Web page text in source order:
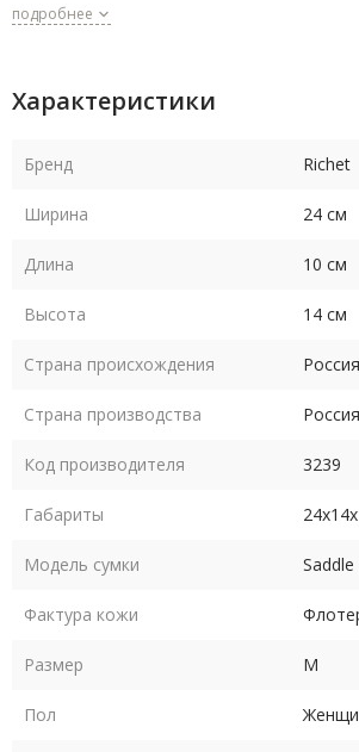
подробнее
Характеристики
Бренд Richet
Ширина 24 см
Длина 10 см
Высота 14 см
Страна происхождения Россия
Страна производства Россия
Код производителя 3239
Габариты
Модель сумки
Фактура кожи
Размер M
Пол